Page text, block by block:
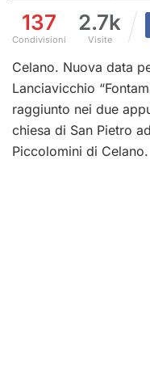
137
Condivisioni
2.7k
Visite
Celano. Nuova data
Lanciavicchio
raggiunto nei due
chiesa di San Pietro
Piccolomini di Celano.